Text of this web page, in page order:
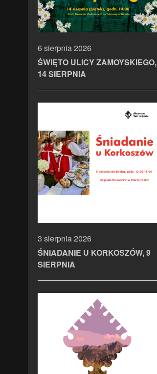
6 sierpnia 2026
ŚWIĘTO ULICY ZAMOYSKIEGO,
14 SIERPNIA
3 sierpnia 2026
ŚNIADANIE U KORKOSZÓW, 9
SIERPNIA